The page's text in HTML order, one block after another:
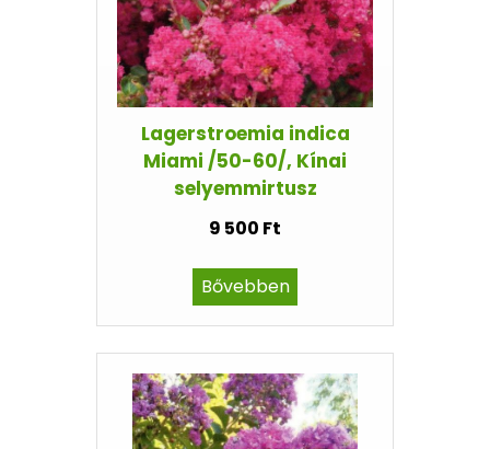
Lagerstroemia indica
Miami /50-60/, Kínai
selyemmirtusz
9 500 Ft
Bővebben